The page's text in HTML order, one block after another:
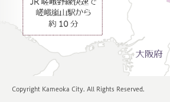
Copyright Kameoka City. All Rights Reserved.